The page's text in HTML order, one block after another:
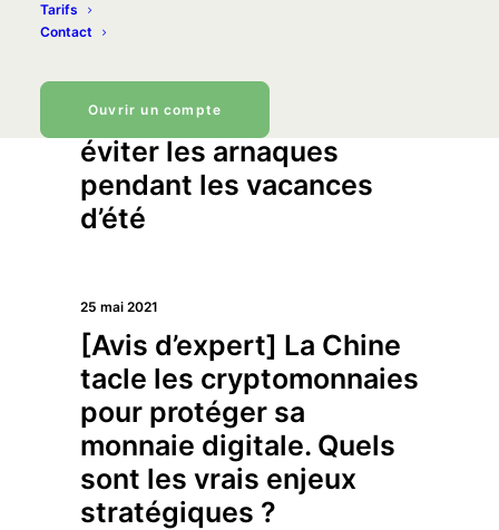
Tarifs
Contact
Ouvrir un compte
Communiqué Presse –
gare aux frais cachés de
change – 3 Conseils pour
éviter les arnaques
pendant les vacances
d’été
25 mai 2021
[Avis d’expert] La Chine
tacle les cryptomonnaies
pour protéger sa
monnaie digitale. Quels
sont les vrais enjeux
stratégiques ?